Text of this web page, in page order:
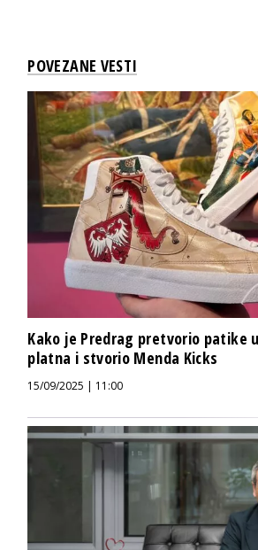
POVEZANE VESTI
Kako je Predrag pretvorio patike
platna i stvorio Menda Kicks
15/09/2025 | 11:00